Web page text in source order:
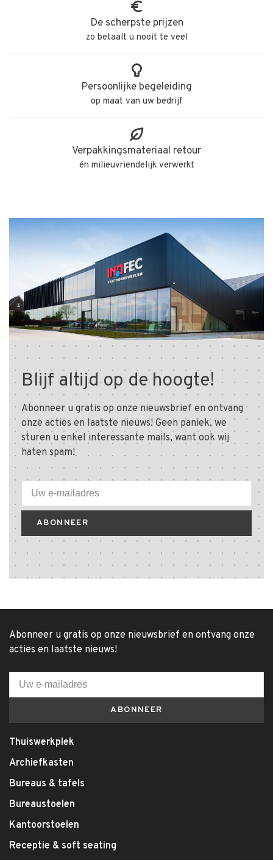
De scherpste prijzen
zo betaalt u nooit te veel
Persoonlijke begeleiding
op maat van uw bedrijf
Verpakkingsmateriaal retour
én milieuvriendelijk verwerkt
Blijf altijd op de hoogte!
Abonneer u gratis op onze nieuwsbrief en ontvang
onze acties en laatste nieuws! Geen paniek, we
sturen u enkel interessante mails, want ook wij
haten spam!
ABONNEER
Abonneer u gratis op onze nieuwsbrief en ontvang onze
acties en laatste nieuws!
ABONNEER
Thuiswerkplek
Archiefkasten
Bureaus & tafels
Bureaustoelen
Kantoorstoelen
Receptie & soft seating